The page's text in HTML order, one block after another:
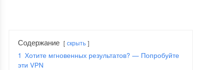
Содержание скрыть
1 Хотите мгновенных результатов? — Попробуйте
эти VPN